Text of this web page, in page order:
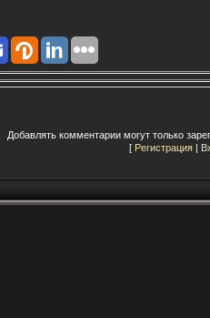
Добавлять комментарии могут только
[ Регистрация |